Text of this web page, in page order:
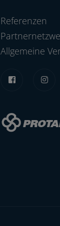
Referenzen
Allgemeine